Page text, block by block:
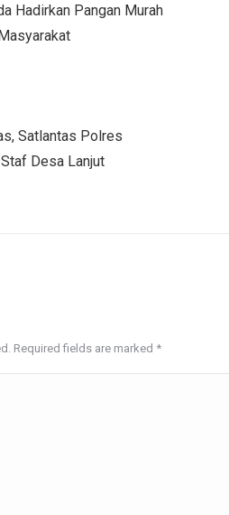
Hadirkan Pangan Murah
Satlantas Polres
Desa Lanjut
Required fields are marked *